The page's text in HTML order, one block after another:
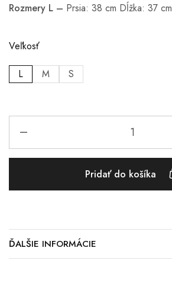
Rozmery L – Prsia: 38 cm Dĺžka: 37 cm
Veľkosť
L M S
Pridať do košíka
ĎALŠIE INFORMÁCIE